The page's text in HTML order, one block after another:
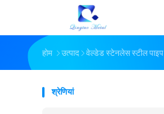
होम उत्पाद वेल्डेड स्टेनलेस स्टील पाइप
श्रेणियां